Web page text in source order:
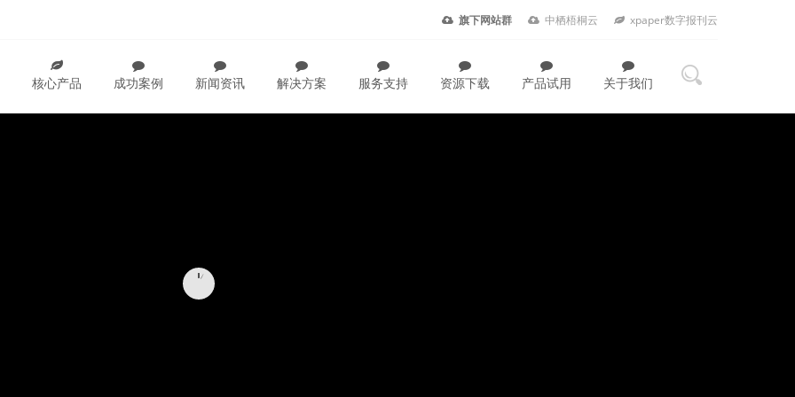
旗下网站群 中栖梧桐云 xpaper数字报刊云
核心产品 成功案例 新闻资讯 解决方案 服务支持 资源下载 产品试用 关于我们